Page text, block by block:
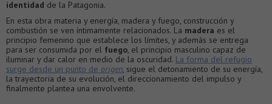
identidad de la Patagonia.
En esta obra materia y energía, madera y fuego, construcción y
combustión se ven íntimamente relacionados. La madera es el
principio femenino que establece los límites, y además se entrega
para ser consumida por el fuego, el principio masculino capaz de
iluminar y dar calor en medio de la oscuridad. La forma del refugio
surge desde un punto de origen, sigue el detonamiento de su energía,
la trayectoria de su evolución, el direccionamiento del impulso y
finalmente plantea una envolvente.